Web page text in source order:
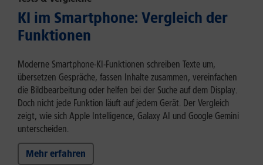
KI im Smartphone: Vergleich der
Funktionen
Moderne Smartphone-KI-Funktionen schreiben Texte um,
übersetzen Gespräche, fassen Inhalte zusammen, vereinfachen
die Bildbearbeitung oder helfen bei der Suche auf dem Display.
Doch nicht jede Funktion läuft auf jedem Gerät. Der Vergleich
zeigt, wie sich Apple Intelligence, Galaxy AI und Google Gemini
unterscheiden.
Mehr erfahren